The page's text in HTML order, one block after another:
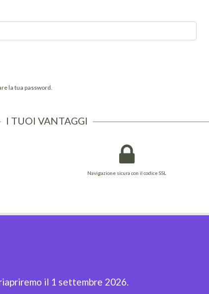
la tua password.
I TUOI VANTAGGI
Navigazione sicura con il codice SSL
il 1 settembre 2026.